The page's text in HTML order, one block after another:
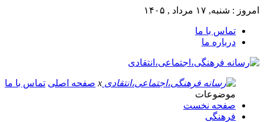
امروز : شنبه, ۱۷ مرداد , ۱۴۰۵
تماس با ما
درباره ما
x صفحه اصلی تماس با ما
موضوعات
صفحه نخست
فرهنگی